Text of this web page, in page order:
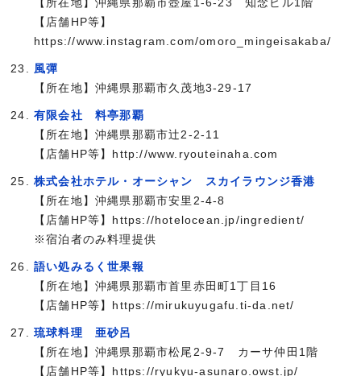
【所在地】沖縄県那覇市壺屋1-6-23 知念ビル1階
【店舗HP等】
https://www.instagram.com/omoro_mingeisakaba/
風彈
【所在地】沖縄県那覇市久茂地3-29-17
有限会社 料亭那覇
【所在地】沖縄県那覇市辻2-2-11
【店舗HP等】http://www.ryouteinaha.com
株式会社ホテル・オーシャン スカイラウンジ香港
【所在地】沖縄県那覇市安里2-4-8
【店舗HP等】https://hotelocean.jp/ingredient/
※宿泊者のみ料理提供
語い処みるく世果報
【所在地】沖縄県那覇市首里赤田町1丁目16
【店舗HP等】https://mirukuyugafu.ti-da.net/
琉球料理 亜砂呂
【所在地】沖縄県那覇市松尾2-9-7 カーサ仲田1階
【店舗HP等】https://ryukyu-asunaro.owst.jp/